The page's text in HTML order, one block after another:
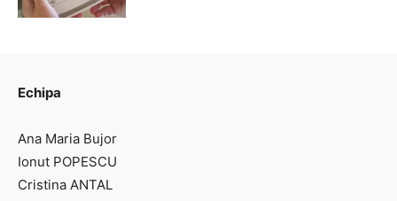
Echipa
Ana Maria Bujor
Ionut POPESCU
Cristina ANTAL